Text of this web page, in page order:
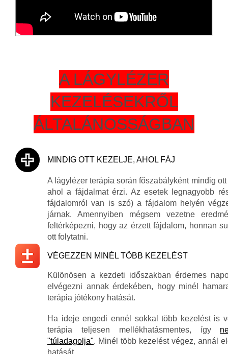
A LÁGYLÉZER
KEZELÉSEKRŐL
ÁLTALÁNOSSÁGBAN
MINDIG OTT KEZELJE, AHOL FÁJ
A lágylézer terápia során főszabályként mindig
ahol a fájdalmat érzi. Az esetek legnagyobb
fájdalomról van is szó) a fájdalom helyén
járnak. Amennyiben mégsem vezetne
feltérképezni, hogy az érzett fájdalom, honnan
ott folytatni.
VÉGEZZEN MINÉL TÖBB KEZELÉST
Különösen a kezdeti időszakban érdemes
elvégezni annak érdekében, hogy minél
terápia jótékony hatását.
Ha ideje engedi ennél sokkal több kezelést is
terápia teljesen mellékhatásmentes, így
"túladagolja". Minél több kezelést végez, annál
hatását.